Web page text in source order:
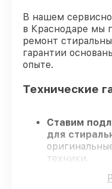
В нашем
в Краснодаре мы
ремонт
гарантии
опыте.
Технические
Ставим
для
техники.
строгий